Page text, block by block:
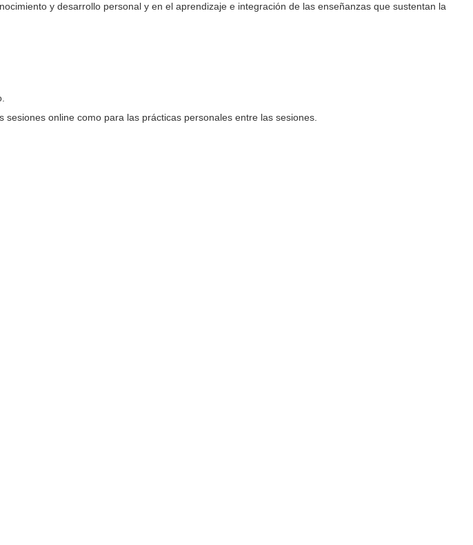
y desarrollo personal y en el aprendizaje e integración de las enseñanzas que sustentan la
online como para las prácticas personales entre las sesiones.